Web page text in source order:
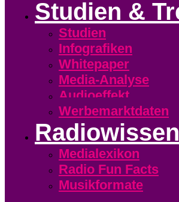
Studien &
Studien
Infografiken
Whitepaper
Media-Analyse
Audioeffekt
Werbemarktdaten
Radiowissen
Medialexikon
Radio Fun Facts
Musikformate